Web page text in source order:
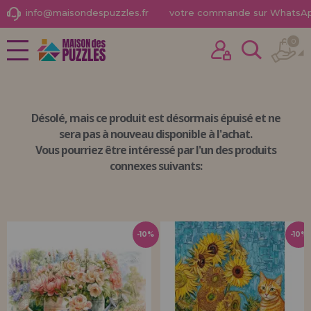
NOUVEAUTÉS
PUZZLES POUR ADULTES
PUZZLES POUR ENFANTS
PUZZLES POR AUTORES
ACCESSOIRES DE PUZZLES
JEUX DE SOCIÉTÉ
info@maisondespuzzles.fr votre commande sur
0
Désolé, maisce produit est désormais épuiséet ne
sera pas à nouveau disponible à l'achat.
Vous pourriez être intéressé par l'un des produits
connexes suivants:
-10% -10%